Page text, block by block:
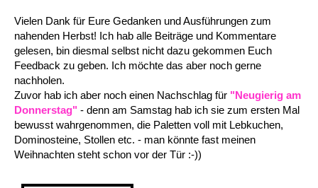
Vielen Dank für Eure Gedanken und Ausführungen zum
nahenden Herbst! Ich hab alle Beiträge und Kommentare
gelesen, bin diesmal selbst nicht dazu gekommen Euch
Feedback zu geben. Ich möchte das aber noch gerne
nachholen.
Zuvor hab ich aber noch einen Nachschlag für "Neugierig am
Donnerstag" - denn am Samstag hab ich sie zum ersten Mal
bewusst wahrgenommen, die Paletten voll mit Lebkuchen,
Dominosteine, Stollen etc. - man könnte fast meinen
Weihnachten steht schon vor der Tür :-))